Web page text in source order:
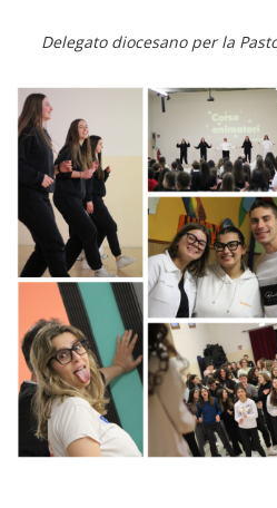
Delegato diocesano per la